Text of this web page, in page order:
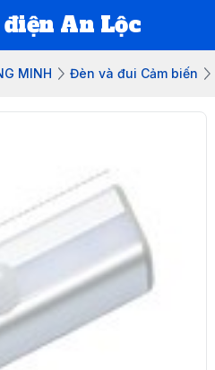
An Lộc
MINH Đèn và đui Cảm biến